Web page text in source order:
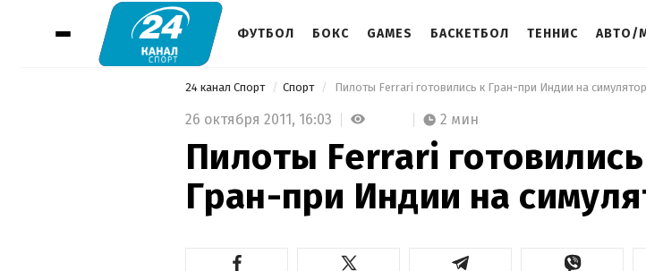
ФУТБОЛ БОКС GAMES БАСКЕТБОЛ ТЕННИС АВТО/
24 канал Спорт Спорт Пилоты Ferrari готовились к Гран-при Индии на
26 октября 2011, 16:03 2 мин
Пилоты Ferrari
Гран-при Индии на